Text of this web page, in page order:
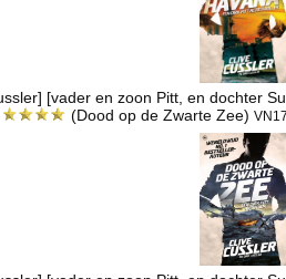
[vader en zoon Pitt, en dochter
(Dood op de Zwarte Zee)